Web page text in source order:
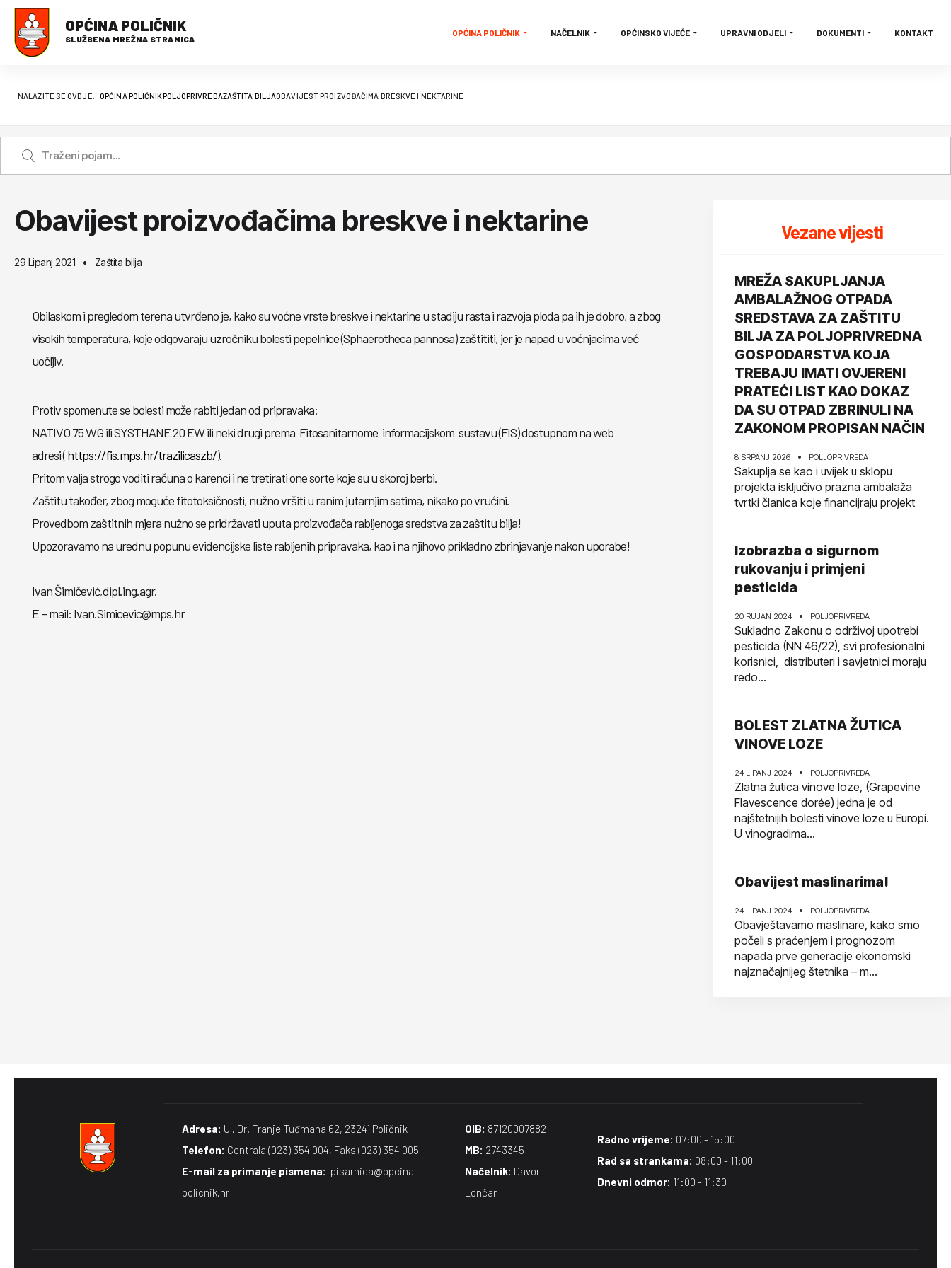
OPĆINA POLIČNIK
SLUŽBENA MREŽNA STRANICA
OPĆINA POLIČNIK NAČELNIK OPĆINSKO VIJEĆE UPRAVNI ODJELI DOKUMENTI KONTAKT
NALAZITE SE OVDJE: OPĆINA POLIČNIKPOLJOPRIVREDAZAŠTITA BILJAOBAVIJEST PROIZVOĐAČIMA BRESKVE I NEKTARINE
Obavijest proizvođačima breskve i nektarine
29 Lipanj 2021 Zaštita bilja
Obilaskom i pregledom terena utvrđeno je, kako su voćne vrste breskve i nektarine u stadiju rasta i razvoja ploda pa ih je dobro, a zbog
visokih temperatura, koje odgovaraju uzročniku bolesti pepelnice (Sphaerotheca pannosa) zaštititi, jer je napad u voćnjacima već
uočljiv.
Protiv spomenute se bolesti može rabiti jedan od pripravaka:
NATIVO 75 WG ili SYSTHANE 20 EW ili neki drugi prema Fitosanitarnome informacijskom sustavu (FIS) dostupnom na web
adresi (https://fis.mps.hr/trazilicaszb/).
Pritom valja strogo voditi računa o karenci i ne tretirati one sorte koje su u skoroj berbi.
Zaštitu također, zbog moguće fitotoksičnosti, nužno vršiti u ranim jutarnjim satima, nikako po vrućini.
Provedbom zaštitnih mjera nužno se pridržavati uputa proizvođača rabljenoga sredstva za zaštitu bilja!
Upozoravamo na urednu popunu evidencijske liste rabljenih pripravaka, kao i na njihovo prikladno zbrinjavanje nakon uporabe!
Ivan Šimičević,dipl.ing.agr.
E – mail: Ivan.Simicevic@mps.hr
Vezane vijesti
MREŽA SAKUPLJANJA
AMBALAŽNOG OTPADA
SREDSTAVA ZA ZAŠTITU
BILJA ZA POLJOPRIVREDNA
GOSPODARSTVA KOJA
TREBAJU IMATI OVJERENI
PRATEĆI LIST KAO DOKAZ
DA SU OTPAD ZBRINULI NA
ZAKONOM PROPISAN NAČIN
8 SRPANJ 2026 POLJOPRIVREDA
Sakuplja se kao i uvijek u sklopu
projekta isključivo prazna ambalaža
tvrtki članica koje financijraju projekt
Izobrazba o sigurnom
rukovanju i primjeni
pesticida
20 RUJAN 2024 POLJOPRIVREDA
Sukladno Zakonu o održivoj upotrebi
pesticida (NN 46/22), svi profesionalni
korisnici, distributeri i savjetnici moraju
redo...
BOLEST ZLATNA ŽUTICA
VINOVE LOZE
24 LIPANJ 2024 POLJOPRIVREDA
Zlatna žutica vinove loze, (Grapevine
Flavescence dorée) jedna je od
najštetnijih bolesti vinove loze u Europi.
U vinogradima...
Obavijest maslinarima!
24 LIPANJ 2024 POLJOPRIVREDA
Obavještavamo maslinare, kako smo
počeli s praćenjem i prognozom
napada prve generacije ekonomski
najznačajnijeg štetnika – m...
Adresa: Ul. Dr. Franje Tuđmana 62, 23241 Poličnik
Telefon: Centrala (023) 354 004, Faks (023) 354 005
E-mail za primanje pismena​: pisarnica@opcina-
policnik.hr
OIB: 87120007882
MB: 2743345
Načelnik: Davor
Lončar
Radno vrijeme: 07:00 - 15:00
Rad sa strankama: 08:00 - 11:00
Dnevni odmor: 11:00 - 11:30